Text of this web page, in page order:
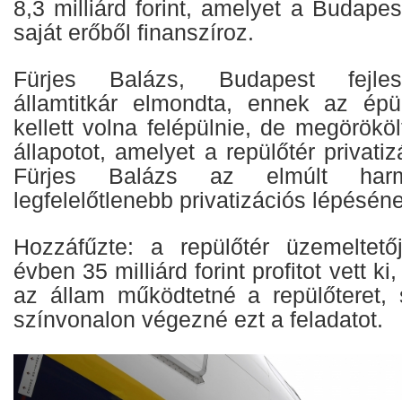
8,3 milliárd forint, amelyet a
saját erőből finanszíroz.
Fürjes Balázs, Budapest
államtitkár elmondta, ennek az
kellett volna felépülnie, de
állapotot, amelyet a repülőtér
Fürjes Balázs az elmúlt
legfelelőtlenebb privatizációs
Hozzáfűzte: a repülőtér
évben 35 milliárd forint profitot vett
az állam működtetné a repülőteret,
színvonalon végezné ezt a feladatot.